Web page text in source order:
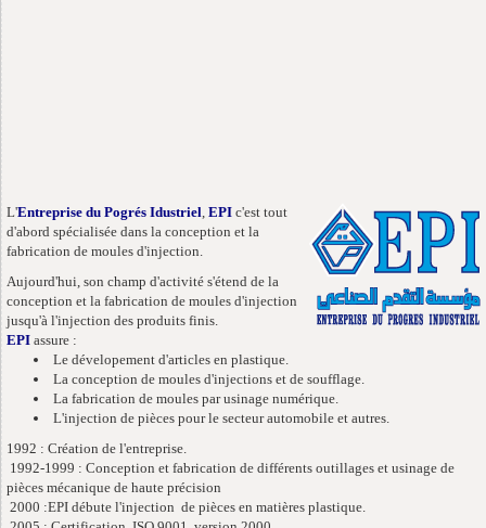
L'Entreprise du Pogrés Idustriel, EPI c'est tout
d'abord spécialisée dans la conception et la
fabrication de moules d'injection.
Aujourd'hui, son champ d'activité s'étend de la
conception et la fabrication de moules d'injection
jusqu'à l'injection des produits finis.
EPI assure :
Le dévelopement d'articles en plastique.
La conception de moules d'injections et de soufflage.
La fabrication de moules par usinage numérique.
L'injection de pièces pour le secteur automobile et autres.
1992 : Création de l'entreprise.
1992-1999 : Conception et fabrication de différents outillages et usinage de
pièces mécanique de haute précision
2000 :EPI débute l'injection de pièces en matières plastique.